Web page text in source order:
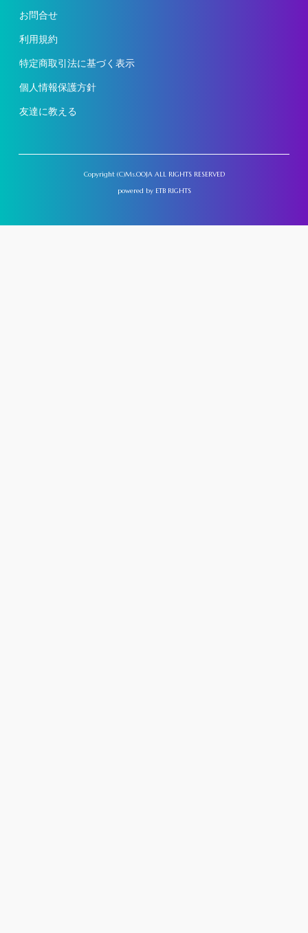
お問合せ
利用規約
特定商取引法に基づく表示
個人情報保護方針
友達に教える
Copyright (C)Ms.OOJA ALL RIGHTS RESERVED
powered by ETB RIGHTS